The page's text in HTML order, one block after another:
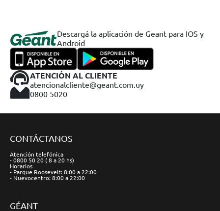
Descargá la aplicación de Geant para IOS y
Android
ATENCIÓN AL CLIENTE
atencionalcliente@geant.com.uy
0800 5020
CONTÁCTANOS
Atención telefónica
- 0800 50 20 ( 8 a 20 hs)
Horarios
- Parque Roosevelt: 8:00 a 22:00
- Nuevocentro: 8:00 a 22:00
GÉANT